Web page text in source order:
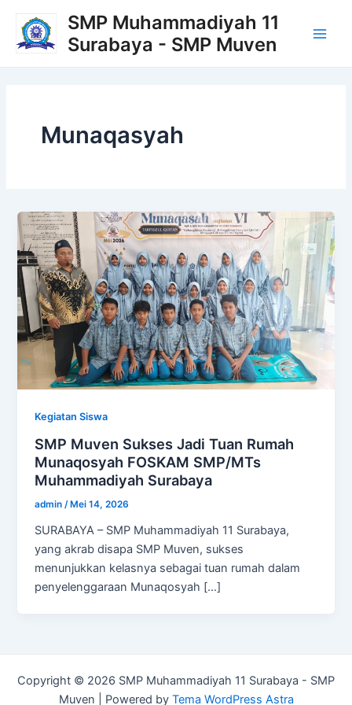
konten
SMP Muhammadiyah 11
Surabaya - SMP Muven
Munaqasyah
Kegiatan Siswa
SMP Muven Sukses Jadi Tuan Rumah
Munaqosyah FOSKAM SMP/MTs
Muhammadiyah Surabaya
admin/ Mei 14, 2026
SURABAYA – SMP Muhammadiyah 11 Surabaya,
yang akrab disapa SMP Muven, sukses
menunjukkan kelasnya sebagai tuan rumah dalam
penyelenggaraan Munaqosyah […]
Copyright © 2026 SMP Muhammadiyah 11 Surabaya - SMP
Muven | Powered by Tema WordPress Astra